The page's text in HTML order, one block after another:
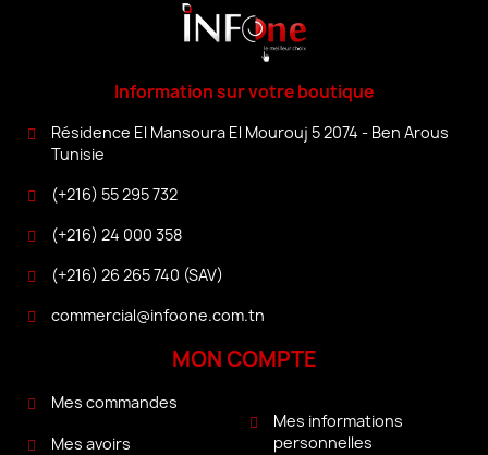
Information sur votre boutique
Résidence El Mansoura El Mourouj 5 2074 - Ben Arous
Tunisie
(+216) 55 295 732
(+216) 24 000 358
(+216) 26 265 740 (SAV)
commercial@infoone.com.tn
MON COMPTE
Mes commandes
Mes avoirs
Mes informations
personnelles